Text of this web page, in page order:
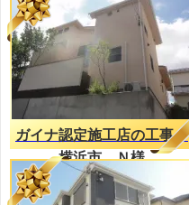
ガイナ認定施工店の工事
横浜市 Ｎ様